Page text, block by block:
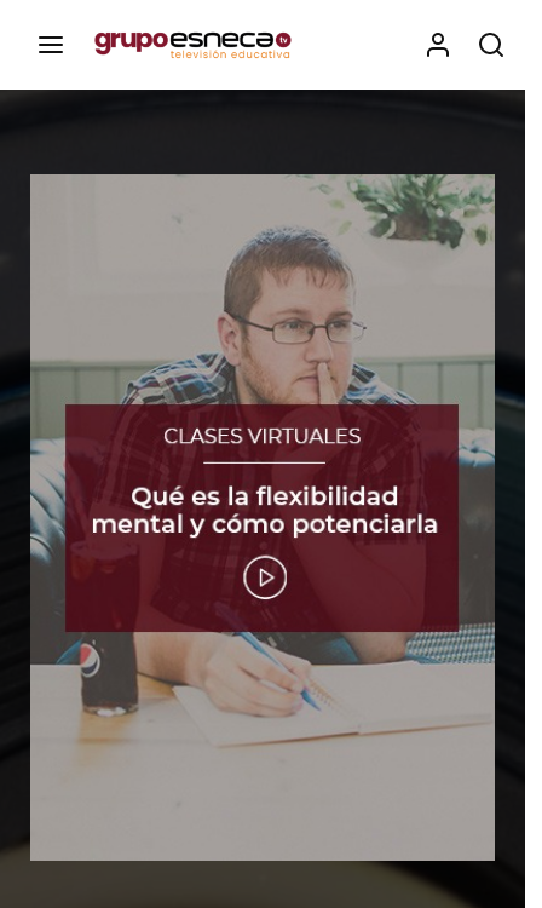
Esneca TV
Iniciar Sesión
Para iniciar sesión debes introducir el
mismo usuario y contraseña que utilizas
para acceder al campus virtual:
https://elcampusonline.com
Dirección de correo electrónico
Contraseña
ENTRAR
Recuérdame